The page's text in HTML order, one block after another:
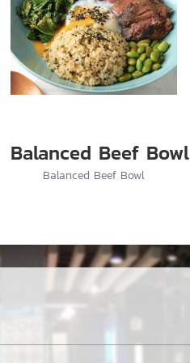
Balanced Beef Bowl
Balanced Beef Bowl